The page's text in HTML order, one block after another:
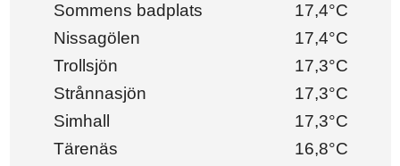
Sommens badplats
17,4°C
Nissagölen
17,4°C
Trollsjön
17,3°C
Strånnasjön
17,3°C
Simhall
17,3°C
Tärenäs
16,8°C